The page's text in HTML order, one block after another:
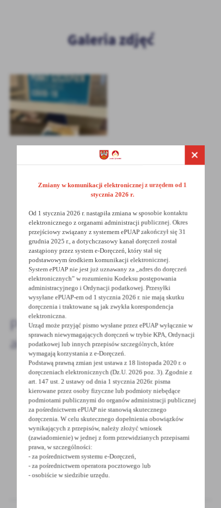
Galeria zdjęć
POPRZEDNI NASTĘPNY
Spodobała Ci się informacja? Zostaw nam swoją opinię
- to dla Ciebie staramy się być najlepsi, a Twoje zdanie
bardzo nam w tym pomoże!
DODAJ KOMENTARZ
Pozostałe
aktualności
30 - 11 - 2021
SZCZEPIENIA PRZECIWKO GRYPIE
Dnia 27 sierpnia 2021 r. weszła w życie
nowelizacja rozporządzenia z dnia 27 sierpnia
2021 r. w sprawie...
Zmiany w komunikacji elektronicznej z urzędem od 1
stycznia 2026 r.
Od 1 stycznia 2026 r. nastąpiła zmiana w sposobie kontaktu
elektronicznego z organami administracji publicznej. Okres
przejściowy związany z systemem ePUAP zakończył się 31
grudnia 2025 r., a dotychczasowy kanał doręczeń został
zastąpiony przez system e-Doręczeń, który stał się
podstawowym środkiem komunikacji elektronicznej.
System ePUAP nie jest już uznawany za „adres do doręczeń
elektronicznych” w rozumieniu Kodeksu postępowania
administracyjnego i Ordynacji podatkowej. Przesyłki
wysyłane ePUAP-em od 1 stycznia 2026 r. nie mają skutku
doręczenia i traktowane są jak zwykła korespondencja
elektroniczna.
Urząd może przyjąć pismo wysłane przez ePUAP wyłącznie w
sprawach niewymagających doręczeń w trybie KPA, Ordynacji
podatkowej lub innych przepisów szczególnych, które
wymagają korzystania z e-Doręczeń.
Podstawą prawną zmian jest ustawa z 18 listopada 2020 r. o
doręczeniach elektronicznych (Dz.U. 2026 poz. 3). Zgodnie z
art. 147 ust. 2 ustawy od dnia 1 stycznia 2026r. pisma
kierowane przez osoby fizyczne lub podmioty niebędące
podmiotami publicznymi do organów administracji publicznej
za pośrednictwem ePUAP nie stanowią skutecznego
doręczenia. W celu skutecznego dopełnienia obowiązków
wynikających z przepisów, należy złożyć wniosek
(zawiadomienie) w jednej z form przewidzianych przepisami
prawa, w szczególności:
- za pośrednictwem systemu e-Doręczeń,
- za pośrednictwem operatora pocztowego lub
- osobiście w siedzibie urzędu.